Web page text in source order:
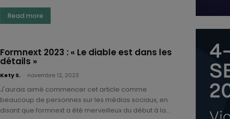
Read more
Formnext 2023 : « Le diable est dans les
détails »
Kety S. novembre 12, 2023
J'aurais aimé commencer cet article comme
beaucoup de personnes sur les médias sociaux, en
disant que formnext a été merveilleux du début à la...